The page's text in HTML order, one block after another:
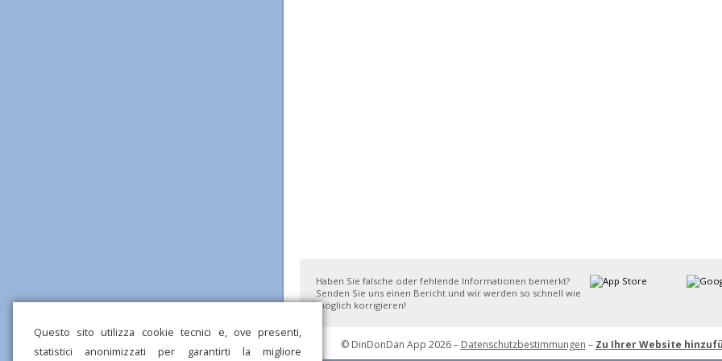
Questo sito utilizza cookie tecnici e, ove presenti,
statistici anonimizzati per garantirti la migliore
Haben Sie falsche oder fehlende Informationen bemerkt?
Senden Sie uns einen Bericht und wir werden so schnell wie
möglich korrigieren!
© DinDonDan App 2026 – Datenschutzbestimmungen – Zu Ihrer Website